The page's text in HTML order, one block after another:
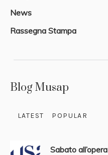
News
Rassegna Stampa
Blog Musap
LATEST POPULAR
Sabato all’opera